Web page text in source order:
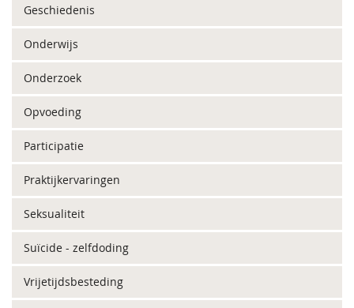
Geschiedenis
Onderwijs
Onderzoek
Opvoeding
Participatie
Praktijkervaringen
Seksualiteit
Suïcide - zelfdoding
Vrijetijdsbesteding